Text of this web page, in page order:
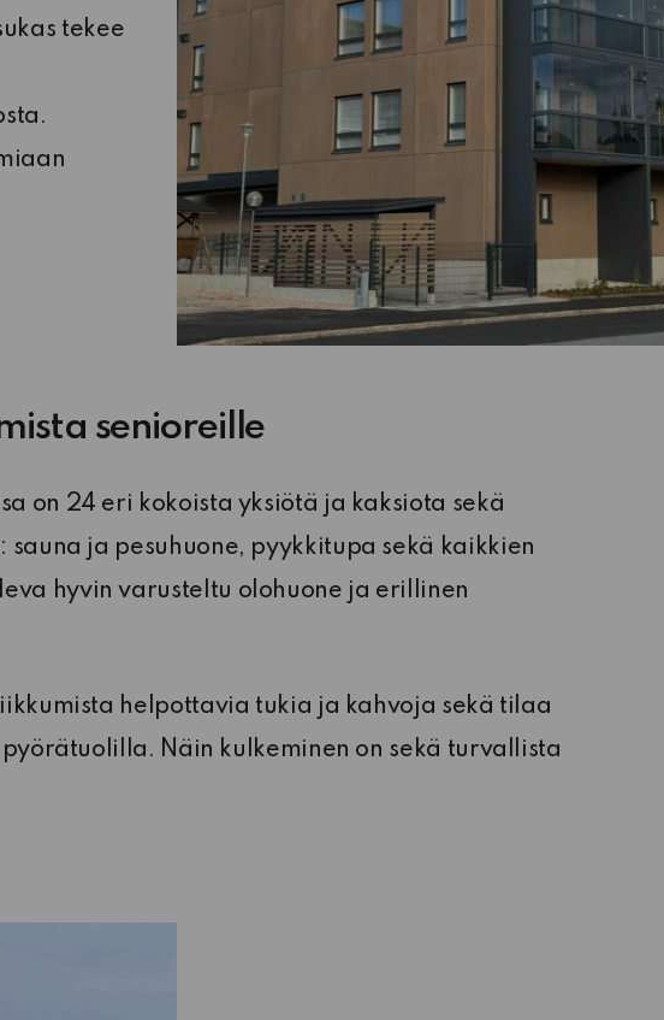
tekee
senioreille
on 24 eri kokoista yksiötä ja kaksiota sekä
sauna ja pesuhuone, pyykkitupa sekä kaikkien
hyvin varusteltu olohuone ja erillinen
liikkumista helpottavia tukia ja kahvoja sekä tilaa
Näin kulkeminen on sekä turvallista